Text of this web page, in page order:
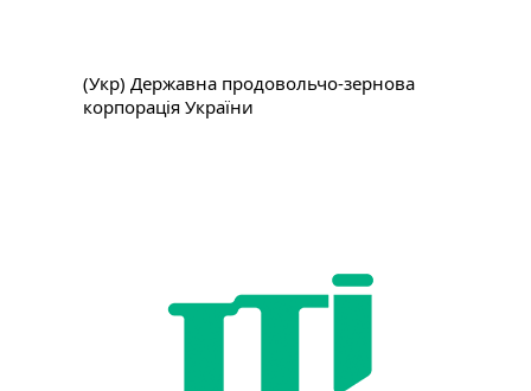
(Укр) Державна продовольчо-зернова
корпорація України